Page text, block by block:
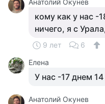
Анатолий Окунев
кому как у нас -
ничего, я с
9 лет 6
Елена
У нас -17 днем 14
Анатолий Окунев